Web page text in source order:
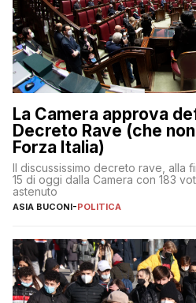
La Camera approva
Decreto Rave (che
Forza Italia)
Il discussissimo decreto rave, alla
15 di oggi dalla Camera con 183
astenuto
ASIA BUCONI-POLITICA